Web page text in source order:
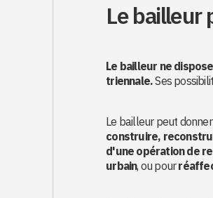
Le bailleur
Le bailleur ne
triennale.Ses
Le bailleur peut
construire,
d'une opération de
urbain, ou pour